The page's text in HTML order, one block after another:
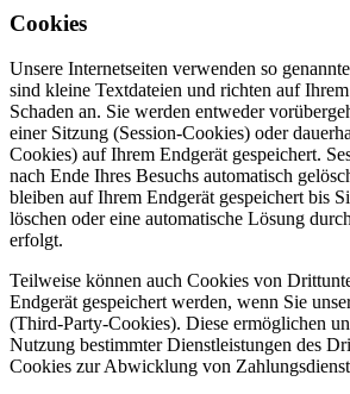
Cookies
Unsere Internetseiten verwenden so
sind kleine Textdateien und richten auf
Schaden an. Sie werden entweder
einer Sitzung (Session-Cookies) oder
Cookies) auf Ihrem Endgerät gespeichert.
nach Ende Ihres Besuchs automatisch
bleiben auf Ihrem Endgerät gespeichert bis
löschen oder eine automatische Lösung
erfolgt.
Teilweise können auch Cookies von
Endgerät gespeichert werden, wenn Sie
(Third-Party-Cookies). Diese ermöglichen
Nutzung bestimmter Dienstleistungen des
Cookies zur Abwicklung von